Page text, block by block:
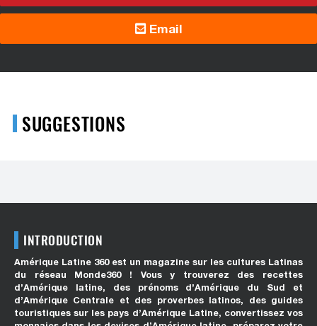
Email
SUGGESTIONS
INTRODUCTION
Amérique Latine 360 est un magazine sur les cultures Latinas
du réseau Monde360 ! Vous y trouverez des recettes
d’Amérique latine, des prénoms d’Amérique du Sud et
d’Amérique Centrale et des proverbes latinos, des guides
touristiques sur les pays d’Amérique Latine, convertissez vos